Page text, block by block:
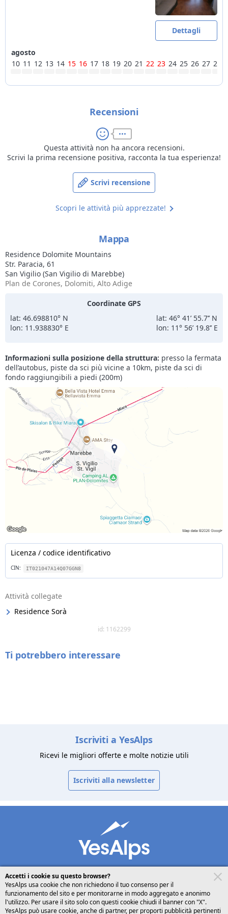
Dettagli
agosto
10 11 12 13 14 15 16 17 18 19 20 21 22 23 24 25 26 27 28
Recensioni
Questa attività non ha ancora recensioni.
Scrivi la prima recensione positiva, racconta la tua esperienza!
Scrivi recensione
Scopri le attività più apprezzate!
Mappa
Residence Dolomite Mountains
Str. Paracia, 61
San Vigilio (San Vigilio di Marebbe)
Plan de Corones, Dolomiti, Alto Adige
Coordinate GPS
lat: 46.698810° N
lon: 11.938830° E
lat: 46° 41’ 55.7’’ N
lon: 11° 56’ 19.8’’ E
Informazioni sulla posizione della struttura: presso la fermata
dell’autobus, piste da sci più vicine a 10km, piste da sci di
fondo raggiungibili a piedi (200m)
Licenza / codice identificativo
CIN: IT021047A14Q07GGN8
Attività collegate
Residence Sorà
id: 1162299
Ti potrebbero interessare
Iscriviti a YesAlps
Ricevi le migliori offerte e molte notizie utili
Iscriviti alla newsletter
desktop seguici su
Accetti i cookie su questo browser?
YesAlps usa cookie che non richiedono il tuo consenso per il
funzionamento del sito e per monitorarne in modo aggregato e anonimo
l'utilizzo. Per usare il sito solo con questi cookie chiudi il banner con "X".
YesAlps può usare cookie, anche di partner, per proporti pubblicità pertinenti